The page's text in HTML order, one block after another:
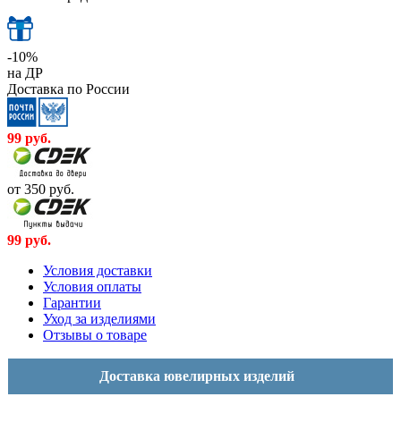
-10%
на ДР
Доставка по России
99 руб.
от 350 руб.
99 руб.
Условия доставки
Условия оплаты
Гарантии
Уход за изделиями
Отзывы о товаре
Доставка ювелирных изделий